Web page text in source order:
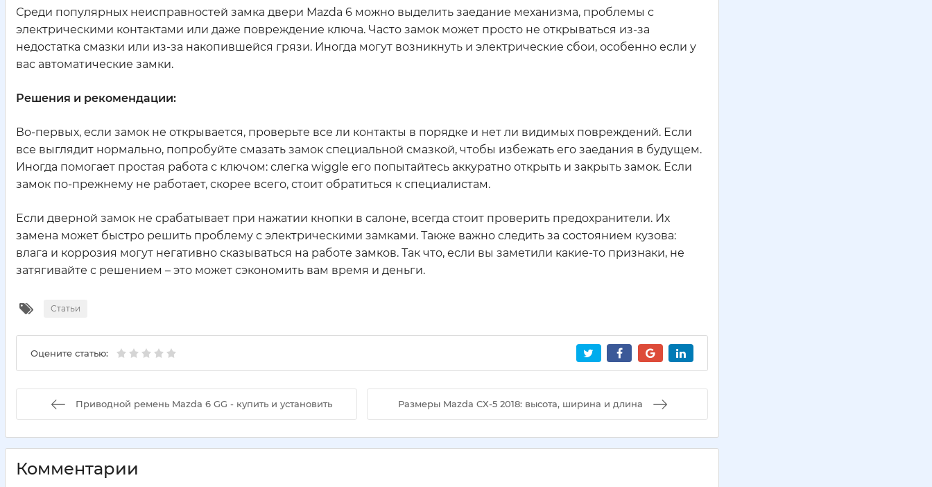
Среди популярных неисправностей замка двери Mazda 6 можно выделить заедание механизма, проблемы с
электрическими контактами или даже повреждение ключа. Часто замок может просто не открываться из-за
недостатка смазки или из-за накопившейся грязи. Иногда могут возникнуть и электрические сбои, особенно если у
вас автоматические замки.
Решения и рекомендации:
Во-первых, если замок не открывается, проверьте все ли контакты в порядке и нет ли видимых повреждений. Если
все выглядит нормально, попробуйте смазать замок специальной смазкой, чтобы избежать его заедания в будущем.
Иногда помогает простая работа с ключом: слегка wiggle его попытайтесь аккуратно открыть и закрыть замок. Если
замок по-прежнему не работает, скорее всего, стоит обратиться к специалистам.
Если дверной замок не срабатывает при нажатии кнопки в салоне, всегда стоит проверить предохранители. Их
замена может быстро решить проблему с электрическими замками. Также важно следить за состоянием кузова:
влага и коррозия могут негативно сказываться на работе замков. Так что, если вы заметили какие-то признаки, не
затягивайте с решением – это может сэкономить вам время и деньги.
Статьи
Оцените статью:
Приводной ремень Mazda 6 GG - купить и установить Размеры Mazda CX-5 2018: высота, ширина и длина
Комментарии